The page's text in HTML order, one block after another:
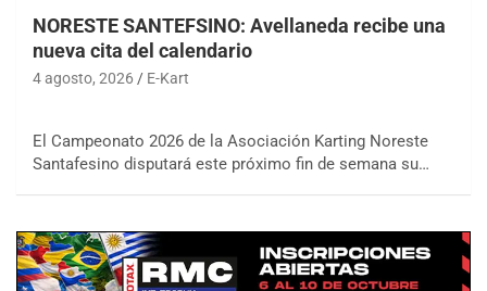
NORESTE SANTEFSINO: Avellaneda recibe una
nueva cita del calendario
4 agosto, 2026 E-Kart
El Campeonato 2026 de la Asociación Karting Noreste
Santafesino disputará este próximo fin de semana su…